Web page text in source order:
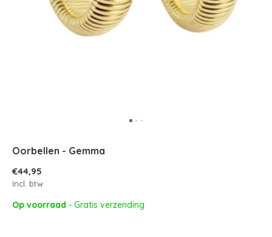
Oorbellen - Gemma
€44,95
Incl. btw
Op voorraad - Gratis verzending